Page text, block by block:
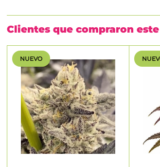
Clientes que compraron
NUEVO